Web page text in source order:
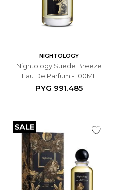
NIGHTOLOGY
Nightology Suede Breeze
Eau De Parfum - 100ML
PYG 991.485